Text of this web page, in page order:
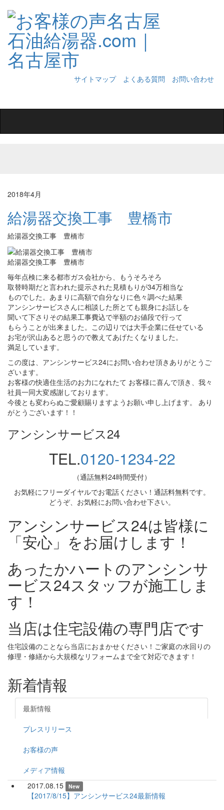
サイトマップ よくある質問
お問い合わせ
2018年4月
給湯器交換工事 豊橋市
給湯器交換工事 豊橋市
給湯器交換工事 豊橋市
毎年点検に来る都市ガス会社から、もうそろそろ
取替時期だと言われた提示された見積もりが34万相当な
ものでした。あまりに高額で自分なりに色々調べた結果
アンシンサービスさんに相談した所とても親身にお話しを
聞いて下さりその結果工事費込で半額のお値段で行って
もらうことが出来ました。この辺りでは大手企業に任せている
お宅が沢山あると思うので教えてあげたくなりました。
満足しています。
この度は、アンシンサービス24にお問い合わせ頂きありがとうご
ざいます。
お客様の快適住生活のお力になれたて お客様に喜んで頂き、我々
社員一同大変感謝しております。
今後とも変わらぬご愛顧賜りますようお願い申し上げます。 あり
がとうございます！！
アンシンサービス24
TEL.0120-1234-22
（通話無料24時間受付）
お気軽にフリーダイヤルでお電話ください！通話料無料です。
どうぞ、お気軽にお問い合わせ下さい。
アンシンサービス24は皆様に
「安心」をお届けします！
あったかハートのアンシンサ
ービス24スタッフが施工しま
す！
当店は住宅設備の専門店です
住宅設備のことなら当店におまかせください！ご家庭の水回りの
修理・修繕から大規模なリフォームまで全て対応できます！
新着情報
最新情報
プレスリリース
お客様の声
メディア情報
2017.08.15
New
【2017/8/15】アンシンサービス24最新情報